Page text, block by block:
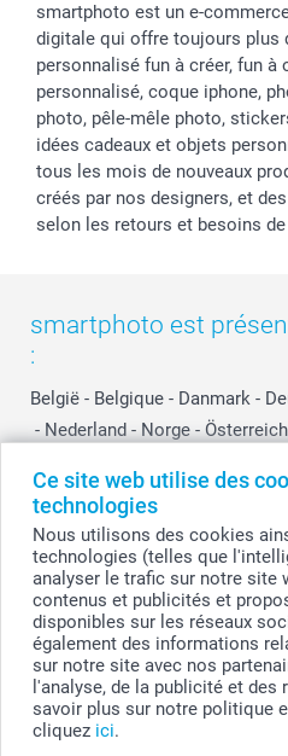
Ce site web utilise des
technologies
Nous utilisons des cookies
technologies (telles que
analyser le trafic sur notre site
contenus et publicités et
disponibles sur les réseaux
également des informations
sur notre site avec nos
l'analyse, de la publicité et des
savoir plus sur notre politique
cliquez ici.
smartphoto est un e-
digitale qui offre toujours plus
personnalisé fun à créer, fun
personnalisé, coque iphone,
photo, pêle-mêle photo,
idées cadeaux et objets
tous les mois de nouveaux
créés par nos designers, et
selon les retours et besoins
smartphoto est
:
België - Belgique - Danmark -
- Nederland - Norge - Österreich
Other Countries
© smartphoto group. Tous droits
smartphoto group SA.
Siège social : Kwatrechtsteenweg
Numéro de TVA BE 0405.706.755
Numéro d'entreprise 0405.706.755.
Tous les prix sont en EURO (€),